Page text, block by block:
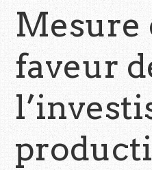
Mesure
faveur